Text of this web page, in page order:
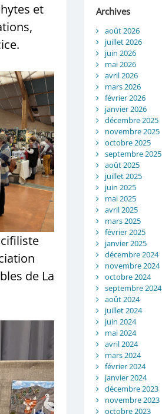
et
de La
Archives
août 2026
juillet 2026
juin 2026
mai 2026
avril 2026
mars 2026
février 2026
janvier 2026
décembre 2025
novembre 2025
octobre 2025
septembre 2025
août 2025
juillet 2025
juin 2025
mai 2025
avril 2025
mars 2025
février 2025
janvier 2025
décembre 2024
novembre 2024
octobre 2024
septembre 2024
août 2024
juillet 2024
juin 2024
mai 2024
avril 2024
mars 2024
février 2024
janvier 2024
décembre 2023
novembre 2023
octobre 2023